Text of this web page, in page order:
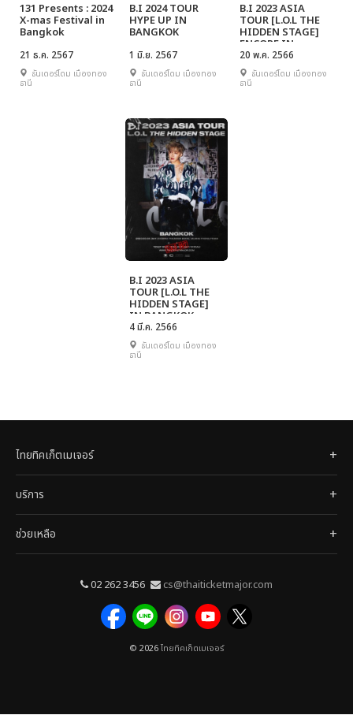
131 Presents : 2024
X-mas Festival in
Bangkok
21 ธ.ค. 2567
ธันเดอร์โดม เมืองทอง
ธานี
B.I 2024 TOUR
HYPE UP IN
BANGKOK
1 มิ.ย. 2567
ธันเดอร์โดม เมืองทอง
ธานี
B.I 2023 ASIA
TOUR [L.O.L THE
HIDDEN STAGE]
ENCORE IN
BANGKOK
20 พ.ค. 2566
ธันเดอร์โดม เมืองทอง
ธานี
B.I 2023 ASIA
TOUR [L.O.L THE
HIDDEN STAGE]
IN BANGKOK
4 มี.ค. 2566
ธันเดอร์โดม เมืองทอง
ธานี
ไทยทิคเก็ตเมเจอร์
บริการ
ช่วยเหลือ
02 262 3456 cs@thaiticketmajor.com
© 2026ไทยทิคเก็ตเมเจอร์